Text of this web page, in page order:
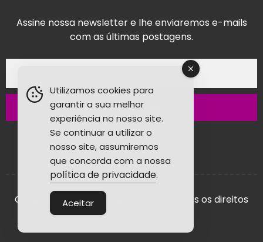
Assine nossa newsletter e lhe enviaremos e-mails
com as últimas postagens.
Inscrever-se
Copyright © 2026 - Grupo Studio! Todos os direitos
reservados.
Utilizamos cookies para
garantir a sua melhor
experiência no nosso site.
Se continuar a utilizar o
nosso site, assumiremos
que concorda com a nossa
política de privacidade.
Aceitar